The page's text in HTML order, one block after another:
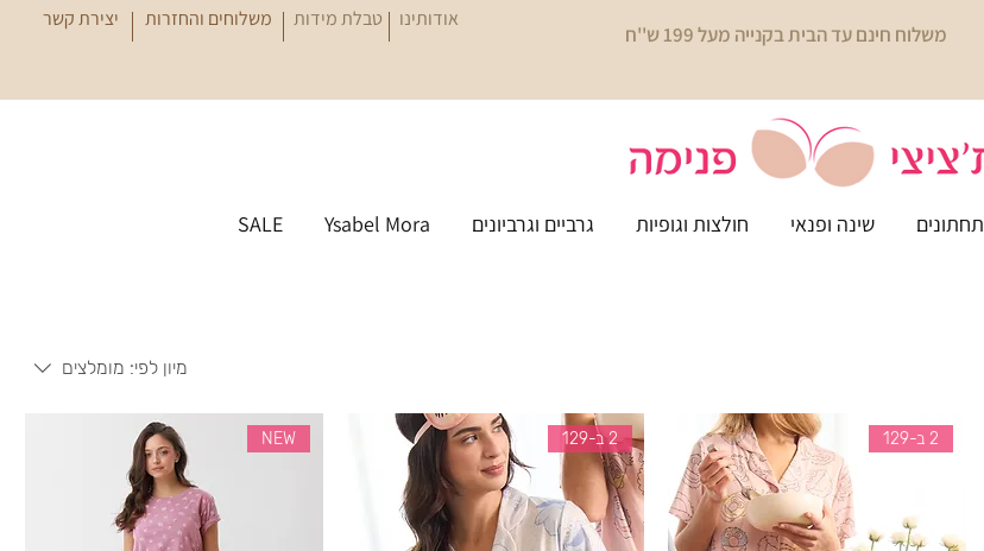
יצירת קשר משלוחים והחזרות טבלת מידות אודותינו
משלוח חינם עד הבית בקנייה מעל 199 ש''ח
תחתונים שינה ופנאי חולצות וגופיות גרביים וגרביונים Ysabel Mora
SALE
מיון לפי: מומלצים
2 ב-129 2 ב-129 NEW